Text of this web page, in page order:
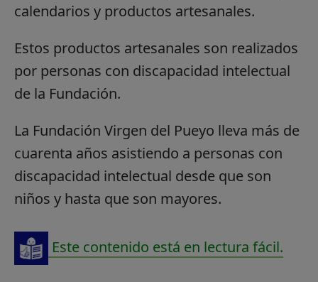
calendarios y productos artesanales.
Estos productos artesanales son realizados
por personas con discapacidad intelectual
de la Fundación.
La Fundación Virgen del Pueyo lleva más de
cuarenta años asistiendo a personas con
discapacidad intelectual desde que son
niños y hasta que son mayores.
Este contenido está en lectura fácil.